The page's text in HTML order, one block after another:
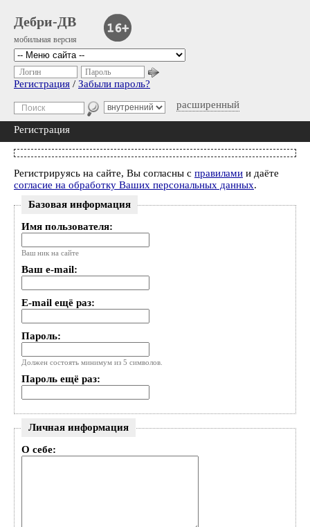
Дебри-ДВ
мобильная версия
расширенный
Логин Пароль
Регистрация / Забыли пароль?
Регистрация
Регистрируясь на сайте, Вы согласны с правилами и даёте
согласие на обработку Ваших персональных данных.
Базовая информация
Имя пользователя:
Ваш ник на сайте
Ваш e-mail:
E-mail ещё раз:
Пароль:
Должен состоять минимум из 5 символов.
Пароль ещё раз:
Личная информация
О себе: